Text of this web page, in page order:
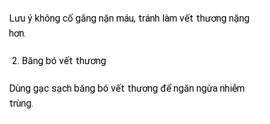
Lưu ý không cố gắng nặn máu, tránh làm vết thương nặng
hơn.
Băng bó vết thương
Dùng gạc sạch băng bó vết thương để ngăn ngừa nhiễm
trùng.